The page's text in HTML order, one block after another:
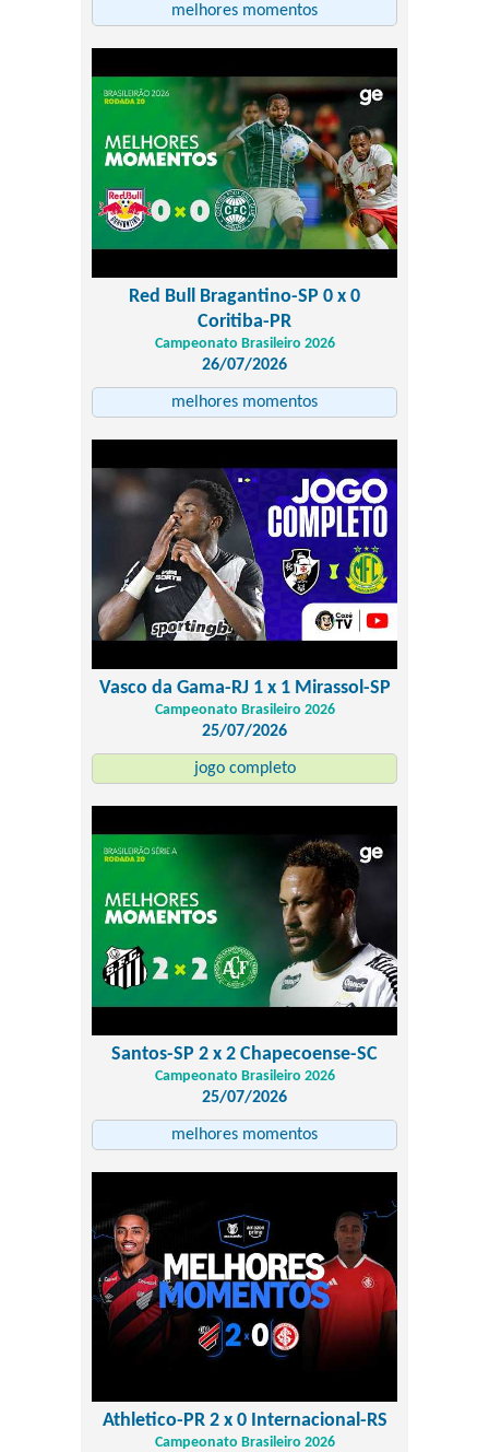
melhores momentos
Red Bull Bragantino-SP 0 x 0
Coritiba-PR
Campeonato Brasileiro 2026
26/07/2026
melhores momentos
Vasco da Gama-RJ 1 x 1 Mirassol-SP
Campeonato Brasileiro 2026
25/07/2026
jogo completo
Santos-SP 2 x 2 Chapecoense-SC
Campeonato Brasileiro 2026
25/07/2026
melhores momentos
Athletico-PR 2 x 0 Internacional-RS
Campeonato Brasileiro 2026